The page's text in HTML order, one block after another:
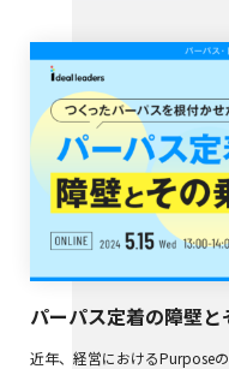
パーパス定着の障壁
近年、経営におけるPurpose